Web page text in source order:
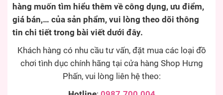
hàng muốn tìm hiểu thêm về công dụng, ưu điểm,
giá bán,… của sản phẩm, vui lòng theo dõi thông
tin chi tiết trong bài viết dưới đây.
Khách hàng có nhu cầu tư vấn, đặt mua các loại đồ
chơi tình dục chính hãng tại cửa hàng Shop Hưng
Phấn, vui lòng liên hệ theo: